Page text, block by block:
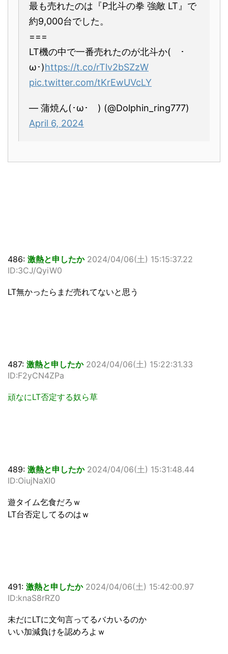
最も売れたのは『P北斗の拳 強敵 LT』で
約9,000台でした。
===
LT機の中で一番売れたのが北斗か( ･
ω･)https://t.co/rTlv2bSZzW
pic.twitter.com/tKrEwUVcLY
— 蒲焼ん(･ω･ ) (@Dolphin_ring777)
April 6, 2024
486: 激熱と申したか 2024/04/06(土) 15:15:37.22
ID:3CJ/QyiW0
LT無かったらまだ売れてないと思う
487: 激熱と申したか 2024/04/06(土) 15:22:31.33
ID:F2yCN4ZPa
頑なにLT否定する奴ら草
489: 激熱と申したか 2024/04/06(土) 15:31:48.44
ID:OiujNaXI0
遊タイム乞食だろｗ
LT台否定してるのはｗ
491: 激熱と申したか 2024/04/06(土) 15:42:00.97
ID:knaS8rRZ0
未だにLTに文句言ってるバカいるのか
いい加減負けを認めろよｗ